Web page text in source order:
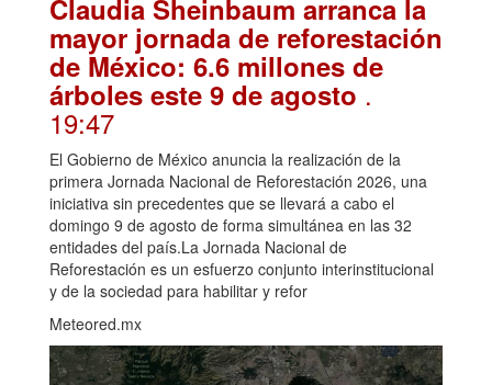
Claudia Sheinbaum arranca la
mayor jornada de reforestación
de México: 6.6 millones de
árboles este 9 de agosto .
19:47
El Gobierno de México anuncia la realización de la
primera Jornada Nacional de Reforestación 2026, una
iniciativa sin precedentes que se llevará a cabo el
domingo 9 de agosto de forma simultánea en las 32
entidades del país.La Jornada Nacional de
Reforestación es un esfuerzo conjunto interinstitucional
y de la sociedad para habilitar y refor
Meteored.mx